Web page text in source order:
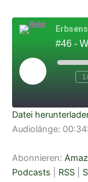
#46 -
Play
Episode
Amazon
RSS
TEILEN
LINK
Datei
Audiolänge:
Abonnieren:
Podcasts
RSS